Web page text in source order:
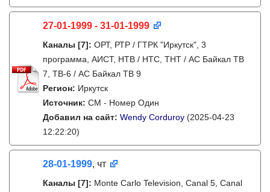
27-01-1999 - 31-01-1999
Каналы [7]: ОРТ, РТР / ГТРК "Иркутск", 3
программа, АИСТ, НТВ / НТС, ТНТ / АС Байкал ТВ
7, ТВ-6 / АС Байкал ТВ 9
Регион: Иркутск
Источник: СМ - Номер Один
Добавил на сайт: Wendy Corduroy (2025-04-23
12:22:20)
28-01-1999, чт
Каналы [7]: Monte Carlo Television, Canal 5, Canal